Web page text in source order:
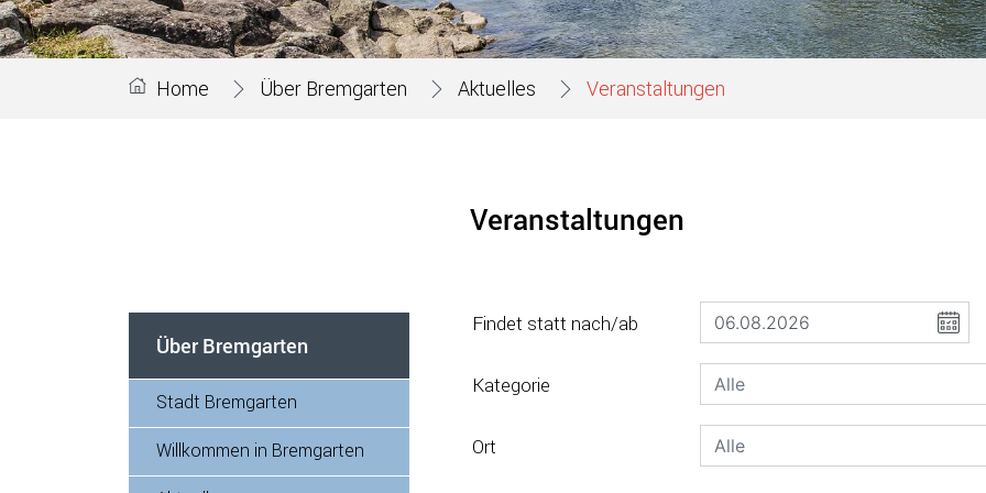
Home Über Bremgarten Aktuelles Veranstaltungen
Über Bremgarten
Stadt Bremgarten
Willkommen in Bremgarten
Veranstaltungen
Findet statt nach/ab
Kategorie
Ort